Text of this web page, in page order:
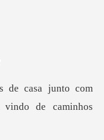
0
a junto com